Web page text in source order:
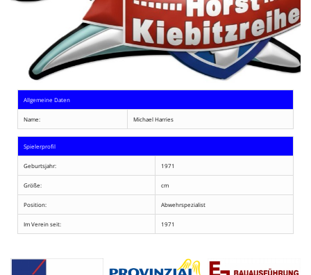
Allgemeine Daten
Name: Michael Harries
Spielerprofil
Geburtsjahr: 1971
Größe: cm
Position: Abwehrspezialist
Im Verein seit: 1971